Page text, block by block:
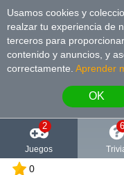
Usamos cookies y
realzar tu experiencia de
terceros para
contenido y anuncios, y
correctamente. Aprender
OK
2
Juegos
6
0